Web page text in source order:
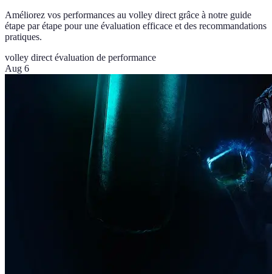
Améliorez vos performances au volley direct grâce à notre guide
étape par étape pour une évaluation efficace et des recommandations
pratiques.
volley direct évaluation de performance
Aug 6